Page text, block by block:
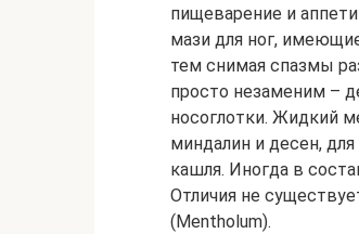
пищеварение и
мази для ног,
тем снимая спазмы
просто незаменим –
носоглотки. Жидкий
миндалин и десен,
кашля. Иногда в
Отличия не
(Меnthоlum).